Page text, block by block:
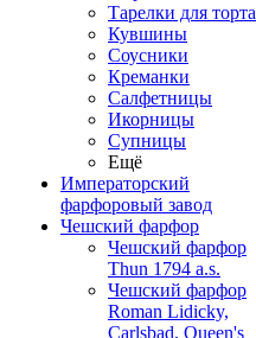
Тарелки для торта
Кувшины
Соусники
Креманки
Салфетницы
Икорницы
Супницы
Ещё
Императорский
фарфоровый завод
Чешский фарфор
Чешский фарфор
Thun 1794 a.s.
Чешский фарфор
Roman Lidicky,
Carlsbad, Queen's